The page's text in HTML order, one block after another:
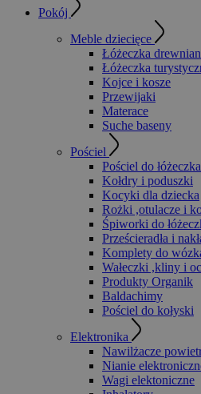
Pokój
Meble dziecięce
Łóżeczka
Łóżeczka
Kojce i kosze
Przewijaki
Materace
Suche baseny
Pościel
Pościel do łóżeczka
Kołdry i poduszki
Kocyki dla dziecka
Rożki ,otulacze i
Śpiworki do
Prześcieradła i
Komplety do
Wałeczki ,kliny i
Produkty Organik
Baldachimy
Pościel do kołyski
Elektronika
Nawilżacze
Nianie
Wagi elektoniczne